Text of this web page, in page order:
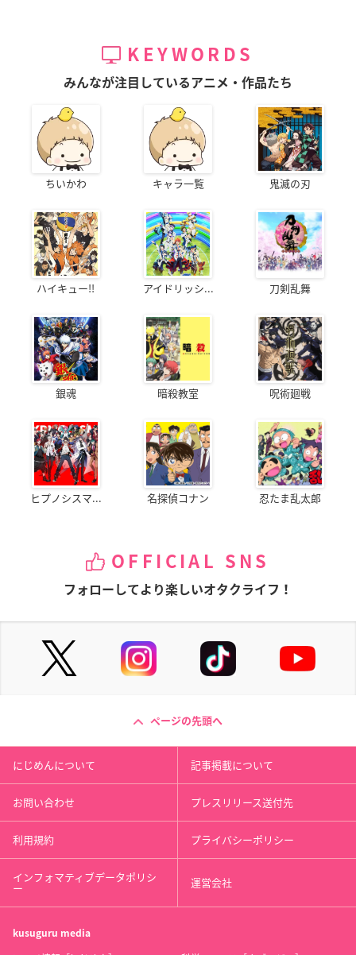
KEYWORDS
みんなが注目しているアニメ・作品たち
ちいかわ キャラ一覧 鬼滅の刃
ハイキュー!! アイドリッシ... 刀剣乱舞
銀魂 暗殺教室 呪術廻戦
ヒプノシスマ... 名探偵コナン 忍たま乱太郎
OFFICIAL SNS
フォローしてより楽しいオタクライフ！
ページの先頭へ
にじめんについて 記事掲載について
お問い合わせ プレスリリース送付先
利用規約 プライバシーポリシー
インフォマティブデータポリシ
ー 運営会社
kusuguru media